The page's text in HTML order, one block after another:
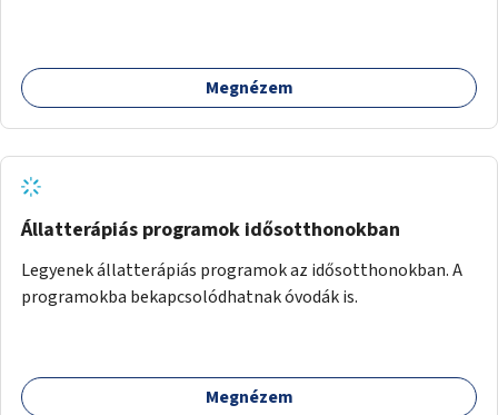
Megnézem
Állatterápiás programok idősotthonokban
Legyenek állatterápiás programok az idősotthonokban. A
programokba bekapcsolódhatnak óvodák is.
Megnézem